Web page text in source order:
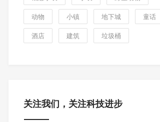
动物 小镇 地下城 童话
酒店 建筑 垃圾桶
关注我们，关注科技进步